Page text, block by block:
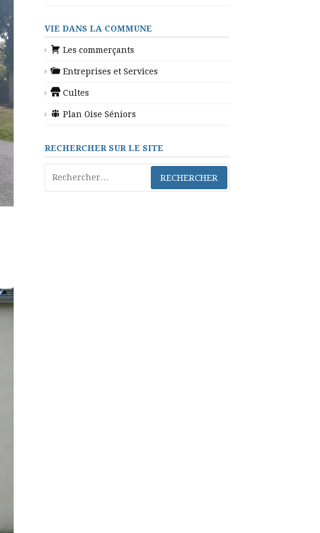
VIE DANS LA COMMUNE
Les commerçants
Entreprises et Services
Cultes
Plan Oise Séniors
RECHERCHER SUR LE SITE